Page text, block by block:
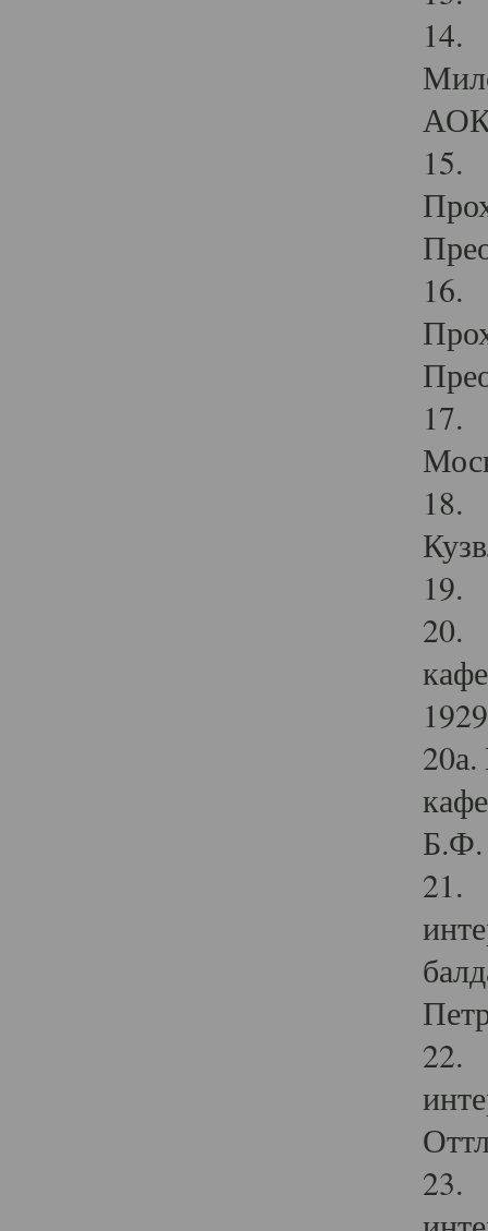
14.
15.
16.
17.
18.
19.
20.
Б.Ф.
21.
22.
23.